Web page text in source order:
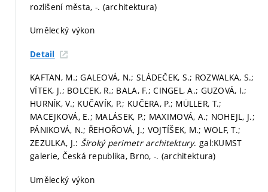
rozlišení města, -. (architektura)
Umělecký výkon
Detail
KAFTAN, M.; GALEOVÁ, N.; SLÁDEČEK, S.; ROZWALKA, S.;
VÍTEK, J.; BOLCEK, R.; BALA, F.; CINGEL, A.; GUZOVÁ, I.;
HURNÍK, V.; KUČAVÍK, P.; KUČERA, P.; MÜLLER, T.;
MACEJKOVÁ, E.; MALÁSEK, P.; MAXIMOVÁ, A.; NOHEJL, J.;
PÁNIKOVÁ, N.; ŘEHOŘOVÁ, J.; VOJTÍŠEK, M.; WOLF, T.;
ZEZULKA, J.: Široký perimetr architektury. gal:KUMST
galerie, Česká republika, Brno, -. (architektura)
Umělecký výkon